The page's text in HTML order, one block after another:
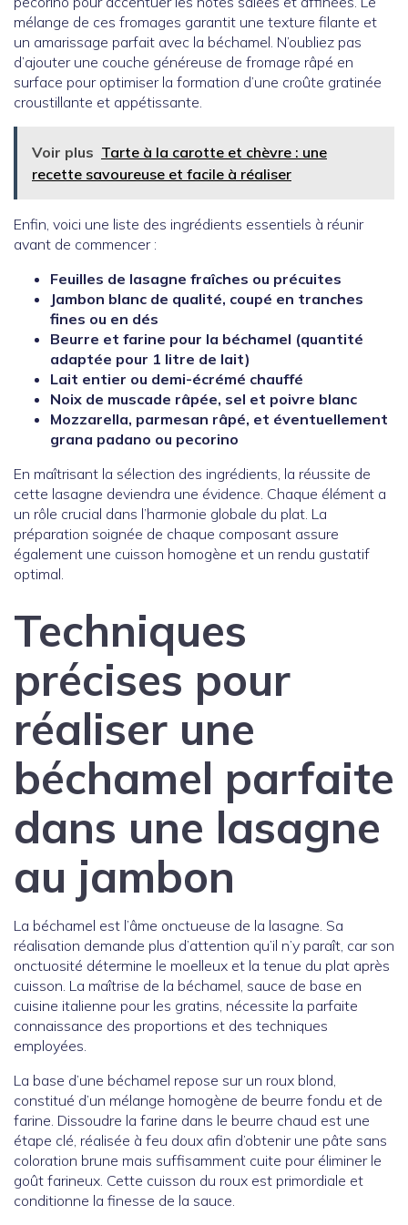
mélange de ces fromages garantit une texture filante et
un amarissage parfait avec la béchamel. N’oubliez pas
d’ajouter une couche généreuse de fromage râpé en
surface pour optimiser la formation d’une croûte gratinée
croustillante et appétissante.
Voir plus Tarte à la carotte et chèvre : une
recette savoureuse et facile à réaliser
Enfin, voici une liste des ingrédients essentiels à réunir
avant de commencer :
Feuilles de lasagne fraîches ou précuites
Jambon blanc de qualité, coupé en tranches
fines ou en dés
Beurre et farine pour la béchamel (quantité
adaptée pour 1 litre de lait)
Lait entier ou demi-écrémé chauffé
Noix de muscade râpée, sel et poivre blanc
Mozzarella, parmesan râpé, et éventuellement
grana padano ou pecorino
En maîtrisant la sélection des ingrédients, la réussite de
cette lasagne deviendra une évidence. Chaque élément a
un rôle crucial dans l’harmonie globale du plat. La
préparation soignée de chaque composant assure
également une cuisson homogène et un rendu gustatif
optimal.
Techniques
précises pour
réaliser une
béchamel parfaite
dans une lasagne
au jambon
La béchamel est l’âme onctueuse de la lasagne. Sa
réalisation demande plus d’attention qu’il n’y paraît, car son
onctuosité détermine le moelleux et la tenue du plat après
cuisson. La maîtrise de la béchamel, sauce de base en
cuisine italienne pour les gratins, nécessite la parfaite
connaissance des proportions et des techniques
employées.
La base d’une béchamel repose sur un roux blond,
constitué d’un mélange homogène de beurre fondu et de
farine. Dissoudre la farine dans le beurre chaud est une
étape clé, réalisée à feu doux afin d’obtenir une pâte sans
coloration brune mais suffisamment cuite pour éliminer le
goût farineux. Cette cuisson du roux est primordiale et
conditionne la finesse de la sauce.